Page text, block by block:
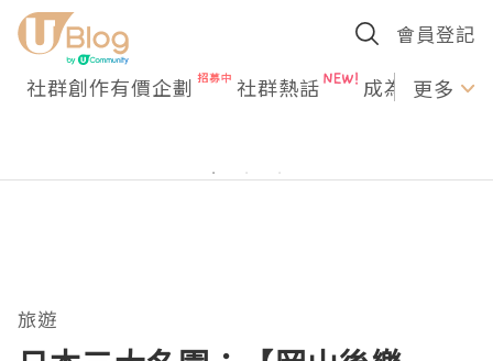
會員登記
社群創作有價企劃 社群熱話 成為U更多
旅遊